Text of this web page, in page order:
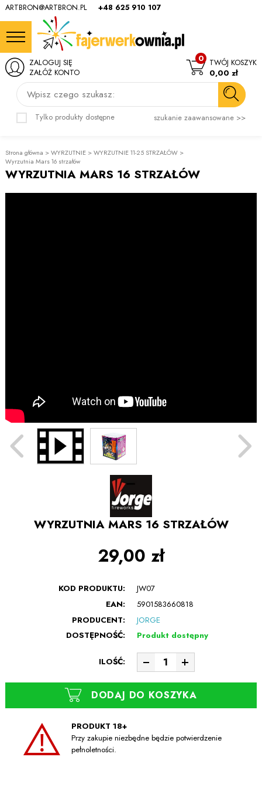
ARTBRON@ARTBRON.PL +48 625 910 107
Wpisz czego szukasz:
Tylko produkty dostępne szukanie zaawansowane >>
ZALOGUJ SIĘ
ZAŁÓŻ KONTO
TWÓJ KOSZYK
0
0,00 zł
Strona główna >WYRZUTNIE >WYRZUTNIE 11-25 STRZAŁÓW >
Wyrzutnia Mars 16 strzałów
WYRZUTNIA MARS 16 STRZAŁÓW
WYRZUTNIA MARS 16 STRZAŁÓW
29,00 zł
KOD PRODUKTU:
JW07
EAN:
5901583660818
PRODUCENT:
JORGE
DOSTĘPNOŚĆ:
Produkt dostępny
ILOŚĆ:
DODAJ DO KOSZYKA
PRODUKT 18+
Przy zakupie niezbędne będzie potwierdzenie
pełnoletności.